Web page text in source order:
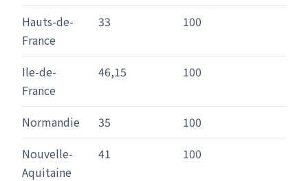
Hauts-de-
France
33 100
Ile-de-
France
46,15 100
Normandie 35
100
Nouvelle-
Aquitaine
41 100